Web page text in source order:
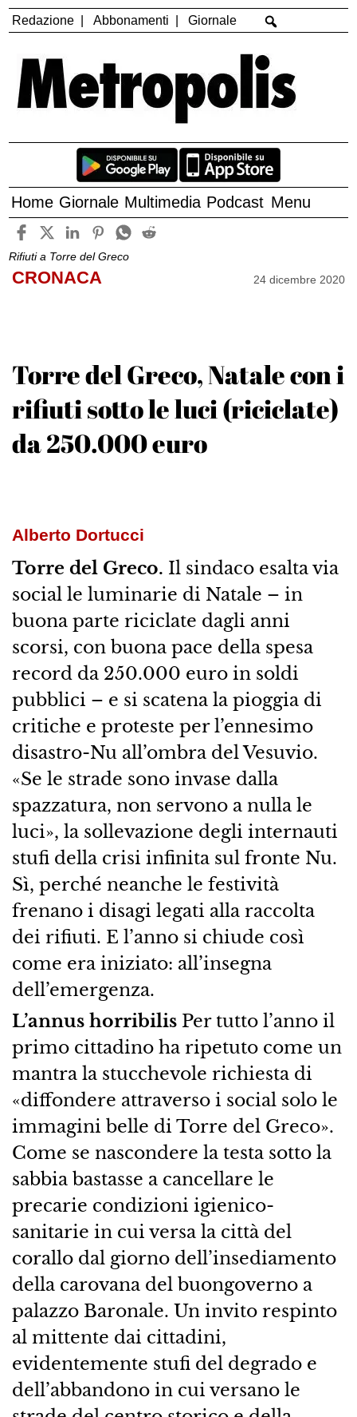
Redazione Abbonamenti Giornale
Home Giornale Multimedia Podcast Menu
Rifiuti a Torre del Greco
CRONACA 24 dicembre 2020
Torre del Greco, Natale con i
rifiuti sotto le luci (riciclate)
da 250.000 euro
Alberto Dortucci
Torre del Greco. Il sindaco esalta via
social le luminarie di Natale – in
buona parte riciclate dagli anni
scorsi, con buona pace della spesa
record da 250.000 euro in soldi
pubblici – e si scatena la pioggia di
critiche e proteste per l’ennesimo
disastro-Nu all’ombra del Vesuvio.
«Se le strade sono invase dalla
spazzatura, non servono a nulla le
luci», la sollevazione degli internauti
stufi della crisi infinita sul fronte Nu.
Sì, perché neanche le festività
frenano i disagi legati alla raccolta
dei rifiuti. E l’anno si chiude così
come era iniziato: all’insegna
dell’emergenza.
L’annus horribilisPer tutto l’anno il
primo cittadino ha ripetuto come un
mantra la stucchevole richiesta di
«diffondere attraverso i social solo le
immagini belle di Torre del Greco».
Come se nascondere la testa sotto la
sabbia bastasse a cancellare le
precarie condizioni igienico-
sanitarie in cui versa la città del
corallo dal giorno dell’insediamento
della carovana del buongoverno a
palazzo Baronale. Un invito respinto
al mittente dai cittadini,
evidentemente stufi del degrado e
dell’abbandono in cui versano le